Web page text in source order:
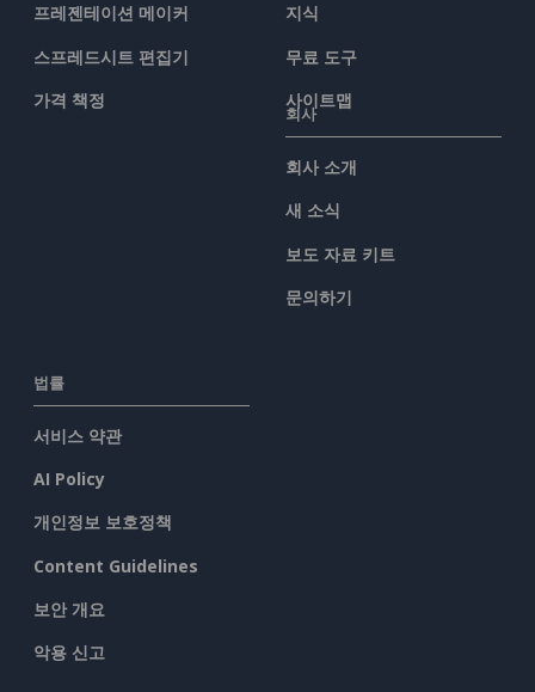
프레젠테이션 메이커
스프레드시트 편집기
가격 책정
지식
무료 도구
사이트맵
회사
회사 소개
새 소식
보도 자료 키트
문의하기
법률
서비스 약관
AI Policy
개인정보 보호정책
Content Guidelines
보안 개요
악용 신고